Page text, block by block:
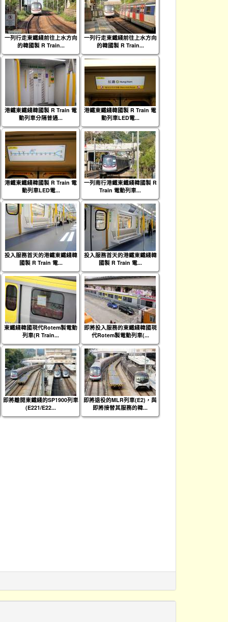
一列行走東鐵綫前往上水方向
的韓國製 R Train...
一列行走東鐵綫前往上水方向
的韓國製 R Train...
港鐵東鐵綫韓國製 R Train 電
動列車分隔普通...
港鐵東鐵綫韓國製 R Train 電
動列車LED電...
港鐵東鐵綫韓國製 R Train 電
動列車LED電...
一列南行港鐵東鐵綫韓國製 R
Train 電動列車...
投入服務首天的港鐵東鐵綫韓
國製 R Train 電...
投入服務首天的港鐵東鐵綫韓
國製 R Train 電...
東鐵綫韓國現代Rotem製電動
列車(R Train...
即將投入服務的東鐵綫韓國現
代Rotem製電動列車(...
即將離開東鐵綫的SP1900列車
(E221/E22...
即將退役的MLR列車(E2)，與
即將接替其服務的韓...